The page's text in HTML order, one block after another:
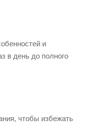
и
в день до полного
чтобы избежать